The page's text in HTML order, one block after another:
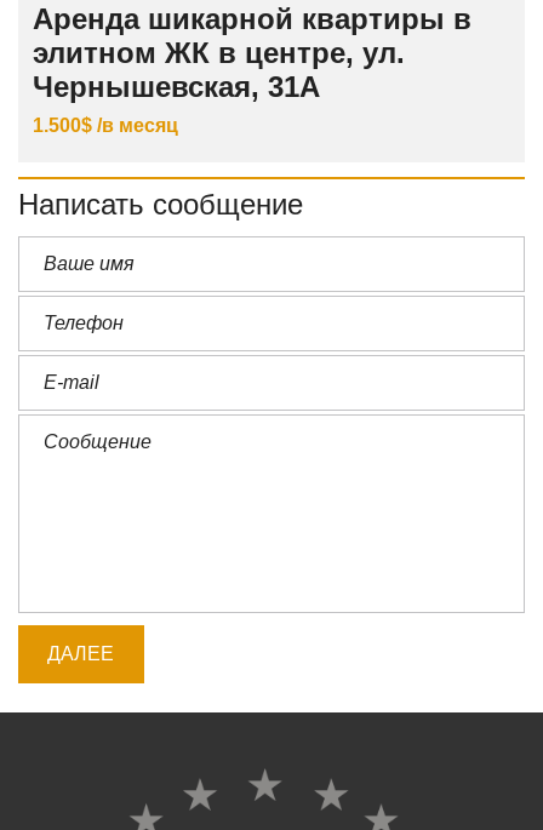
Аренда шикарной квартиры в
элитном ЖК в центре, ул.
Чернышевская, 31А
1.500$ /в месяц
Написать сообщение